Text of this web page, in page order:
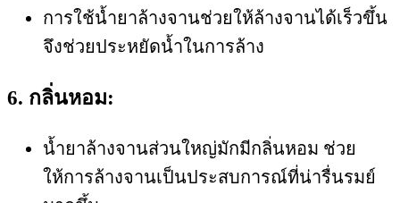
การใช้น้ำยาล้างจานช่วยให้ล้างจานได้เร็วขึ้น
จึงช่วยประหยัดน้ำในการล้าง
6. กลิ่นหอม:
น้ำยาล้างจานส่วนใหญ่มักมีกลิ่นหอม ช่วย
ให้การล้างจานเป็นประสบการณ์ที่น่ารื่นรมย์